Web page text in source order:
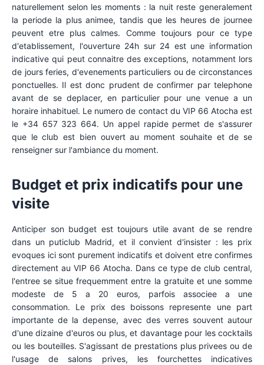
naturellement selon les moments : la nuit reste generalement
la periode la plus animee, tandis que les heures de journee
peuvent etre plus calmes. Comme toujours pour ce type
d'etablissement, l'ouverture 24h sur 24 est une information
indicative qui peut connaitre des exceptions, notamment lors
de jours feries, d'evenements particuliers ou de circonstances
ponctuelles. Il est donc prudent de confirmer par telephone
avant de se deplacer, en particulier pour une venue a un
horaire inhabituel. Le numero de contact du VIP 66 Atocha est
le +34 657 323 664. Un appel rapide permet de s'assurer
que le club est bien ouvert au moment souhaite et de se
renseigner sur l'ambiance du moment.
Budget et prix indicatifs pour une
visite
Anticiper son budget est toujours utile avant de se rendre
dans un puticlub Madrid, et il convient d'insister : les prix
evoques ici sont purement indicatifs et doivent etre confirmes
directement au VIP 66 Atocha. Dans ce type de club central,
l'entree se situe frequemment entre la gratuite et une somme
modeste de 5 a 20 euros, parfois associee a une
consommation. Le prix des boissons represente une part
importante de la depense, avec des verres souvent autour
d'une dizaine d'euros ou plus, et davantage pour les cocktails
ou les bouteilles. S'agissant de prestations plus privees ou de
l'usage de salons prives, les fourchettes indicatives